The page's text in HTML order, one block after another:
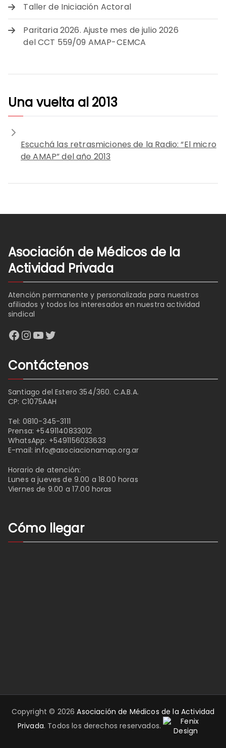
Taller de Iniciación Actoral
Paritaria 2026. Ajuste mes de julio 2026
del CCT 559/09 AMAP-CEMCA
Una vuelta al 2013
Escuchá las retrasmiciones de la Radio: “El micro
de AMAP” del año 2013
Asociación de Médicos de la
Actividad Privada
Atención permanente y personalizada para nuestros
afiliados y todos los interesados en nuestra actividad
sindical
Facebook
Instagram
YouTube
Twitter
Contáctenos
Santiago del Estero 354/360. C.A.B.A.
CP: C1075AAH
Tel: 0810-345-3111
Prensa: +5491140833012
WhatsApp: +5491156033633
E-mail:info@asociacionamap.org.ar
Horario de atención:
Lunes a jueves de 9.00 a 18.00 horas
Viernes de 9.00 a 17.00 horas
Cómo llegar
Copyright © 2026Asociación de Médicos de la Actividad
Privada. Todos los derechos reservados.